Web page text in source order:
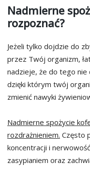
Nadmierne
rozpoznać?
Jeżeli tylko dojdzie do
przez Twój organizm,
nadzieje, że do tego nie
dzięki którym twój
zmienić nawyki
Nadmierne spożycie
rozdrażnieniem. Często
koncentracji i
zasypianiem oraz